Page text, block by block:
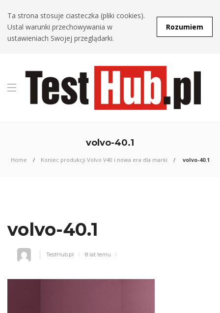
Ta strona stosuje ciasteczka (pliki cookies).
Ustal warunki przechowywania w
ustawieniach Swojej przeglądarki.
Rozumiem
volvo-40.1
Home Koniec produkcji Volvo V40 i nowa era dla marki volvo-40.1
volvo-40.1
TestHub.pl 8 lat temu